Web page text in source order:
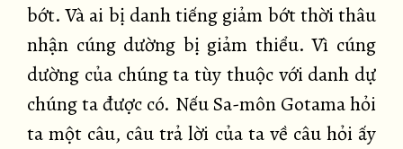
bớt. Và ai bị danh tiếng giảm bớt thời thâu
nhận cúng dường bị giảm thiểu. Vì cúng
dường của chúng ta tùy thuộc với danh dự
chúng ta được có. Nếu Sa-môn Gotama hỏi
ta một câu, câu trả lời của ta về câu hỏi ấy